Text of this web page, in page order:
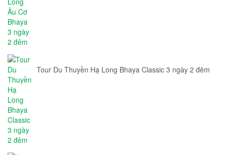
Tour Du Thuyền Hạ Long Bhaya Classic 3 ngày 2 đêm